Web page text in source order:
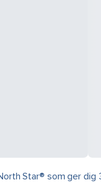
Star® som ger